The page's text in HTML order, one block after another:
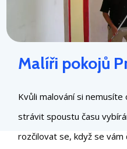
Malíři pokojů
Kvůli malování si
strávit spoustu času
rozčilovat se, když se